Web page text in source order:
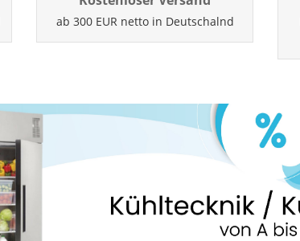
ab 300 EUR netto in Deutschalnd